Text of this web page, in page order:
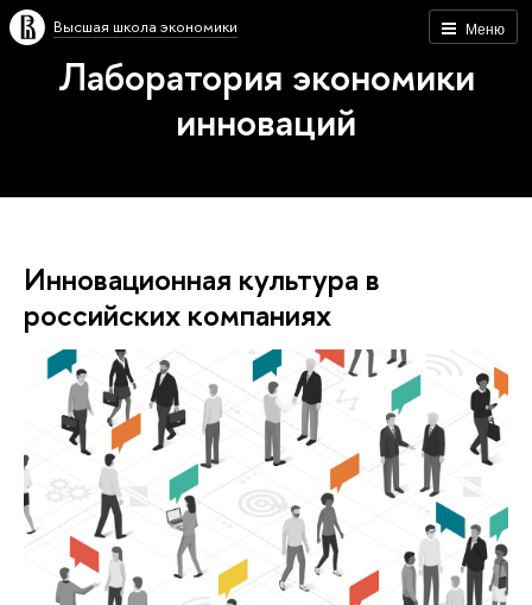
Меню
Высшая школа экономики
Лаборатория экономики
инноваций
Инновационная культура в
российских компаниях